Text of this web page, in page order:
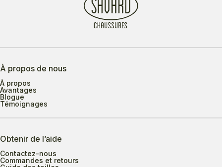
À propos de nous
À propos
Avantages
Blogue
Témoignages
Obtenir de l’aide
Contactez-nous
Commandes et retours